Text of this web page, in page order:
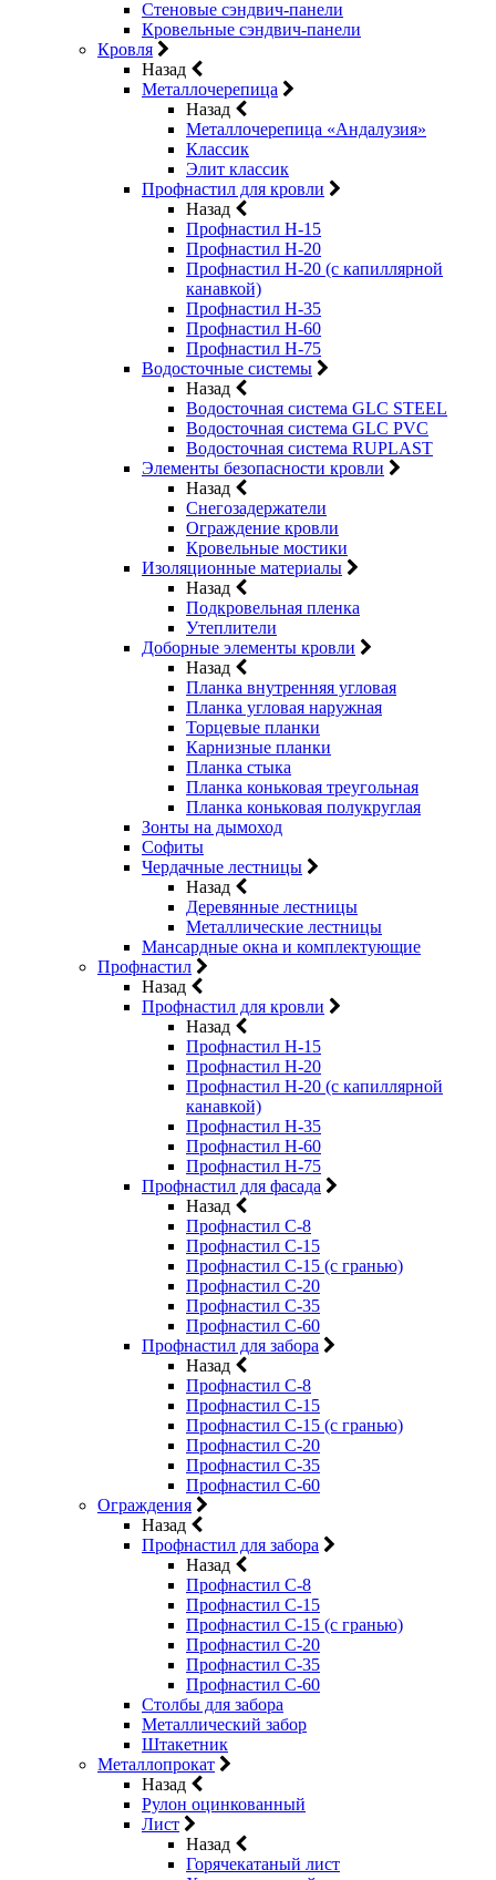
Стеновые сэндвич-панели
Кровельные сэндвич-панели
Кровля
Назад
Металлочерепица
Назад
Металлочерепица «Андалузия»
Классик
Элит классик
Профнастил для кровли
Назад
Профнастил Н-15
Профнастил Н-20
Профнастил Н-20 (с капиллярной
канавкой)
Профнастил Н-35
Профнастил Н-60
Профнастил Н-75
Водосточные системы
Назад
Водосточная система GLC STEEL
Водосточная система GLC PVC
Водосточная система RUPLAST
Элементы безопасности кровли
Назад
Снегозадержатели
Ограждение кровли
Кровельные мостики
Изоляционные материалы
Назад
Подкровельная пленка
Утеплители
Доборные элементы кровли
Назад
Планка внутренняя угловая
Планка угловая наружная
Торцевые планки
Карнизные планки
Планка стыка
Планка коньковая треугольная
Планка коньковая полукруглая
Зонты на дымоход
Софиты
Чердачные лестницы
Назад
Деревянные лестницы
Металлические лестницы
Мансардные окна и комплектующие
Профнастил
Назад
Профнастил для кровли
Назад
Профнастил Н-15
Профнастил Н-20
Профнастил Н-20 (с капиллярной
канавкой)
Профнастил Н-35
Профнастил Н-60
Профнастил Н-75
Профнастил для фасада
Назад
Профнастил С-8
Профнастил С-15
Профнастил С-15 (с гранью)
Профнастил С-20
Профнастил С-35
Профнастил С-60
Профнастил для забора
Назад
Профнастил С-8
Профнастил С-15
Профнастил С-15 (с гранью)
Профнастил С-20
Профнастил С-35
Профнастил С-60
Ограждения
Назад
Профнастил для забора
Назад
Профнастил С-8
Профнастил С-15
Профнастил С-15 (с гранью)
Профнастил С-20
Профнастил С-35
Профнастил С-60
Столбы для забора
Металлический забор
Штакетник
Металлопрокат
Назад
Рулон оцинкованный
Лист
Назад
Горячекатаный лист